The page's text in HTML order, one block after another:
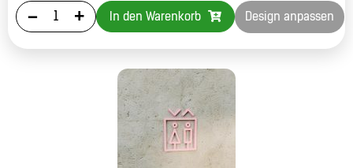
- + In den Warenkorb Design anpassen